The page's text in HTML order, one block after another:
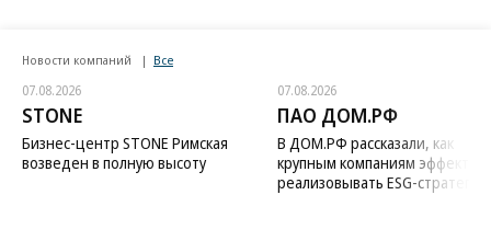
Новости компаний Все
07.08.2026
STONE
Бизнес-центр STONE Римская
возведен в полную высоту
07.08.2026
ПАО ДОМ.РФ
В ДОМ.РФ рассказали, как
крупным компаниям
реализовывать ESG-стратегию